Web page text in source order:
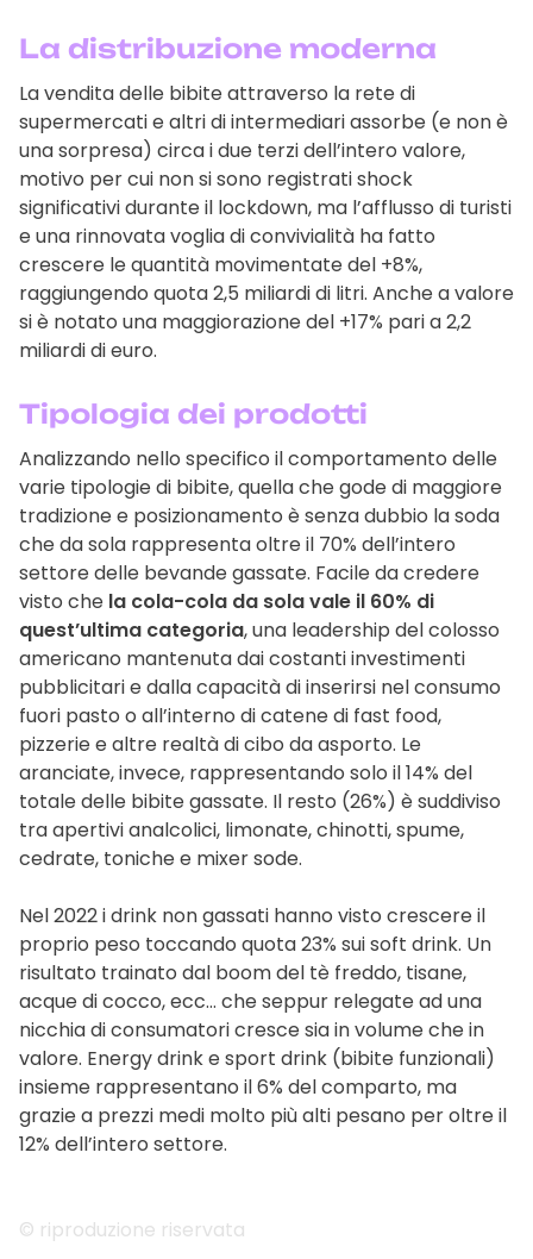
La distribuzione moderna
La vendita delle bibite attraverso la rete di
supermercati e altri di intermediari assorbe (e non è
una sorpresa) circa i due terzi dell’intero valore,
motivo per cui non si sono registrati shock
significativi durante il lockdown, ma l’afflusso di turisti
e una rinnovata voglia di convivialità ha fatto
crescere le quantità movimentate del +8%,
raggiungendo quota 2,5 miliardi di litri. Anche a valore
si è notato una maggiorazione del +17% pari a 2,2
miliardi di euro.
Tipologia dei prodotti
Analizzando nello specifico il comportamento delle
varie tipologie di bibite, quella che gode di maggiore
tradizione e posizionamento è senza dubbio la soda
che da sola rappresenta oltre il 70% dell’intero
settore delle bevande gassate. Facile da credere
visto che la cola-cola da sola vale il 60% di
quest’ultima categoria, una leadership del colosso
americano mantenuta dai costanti investimenti
pubblicitari e dalla capacità di inserirsi nel consumo
fuori pasto o all’interno di catene di fast food,
pizzerie e altre realtà di cibo da asporto. Le
aranciate, invece, rappresentando solo il 14% del
totale delle bibite gassate. Il resto (26%) è suddiviso
tra apertivi analcolici, limonate, chinotti, spume,
cedrate, toniche e mixer sode.
Nel 2022 i drink non gassati hanno visto crescere il
proprio peso toccando quota 23% sui soft drink. Un
risultato trainato dal boom del tè freddo, tisane,
acque di cocco, ecc… che seppur relegate ad una
nicchia di consumatori cresce sia in volume che in
valore. Energy drink e sport drink (bibite funzionali)
insieme rappresentano il 6% del comparto, ma
grazie a prezzi medi molto più alti pesano per oltre il
12% dell’intero settore.
© riproduzione riservata